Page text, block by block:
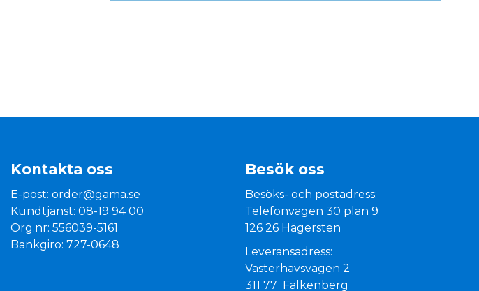
Kontakta oss
E-post: order@gama.se
Kundtjänst: 08-19 94 00
Org.nr: 556039-5161
Bankgiro: 727-0648
Besök oss
Besöks- och postadress:
Telefonvägen 30 plan 9
126 26 Hägersten
Leveransadress:
Västerhavsvägen 2
311 77 Falkenberg